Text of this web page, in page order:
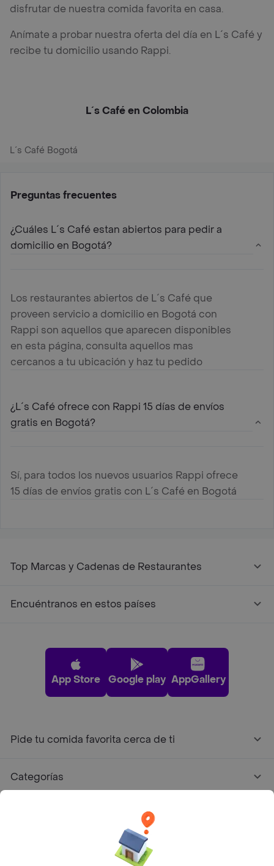
disfrutar de nuestra comida favorita en casa.
Anímate a probar nuestra oferta del día en L´s Café y
recibe tu domicilio usando Rappi.
L´s Café en Colombia
L´s Café Bogotá
Preguntas frecuentes
¿Cuáles L´s Café estan abiertos para pedir a
domicilio en Bogotá?
Los restaurantes abiertos de L´s Café que
proveen servicio a domicilio en Bogotá con
Rappi son aquellos que aparecen disponibles
en esta página, consulta aquellos mas
cercanos a tu ubicación y haz tu pedido
¿L´s Café ofrece con Rappi 15 días de envíos
gratis en Bogotá?
Sí, para todos los nuevos usuarios Rappi ofrece
15 días de envíos gratis con L´s Café en Bogotá
Top Marcas y Cadenas de Restaurantes
Encuéntranos en estos países
App Store Google play AppGallery
Pide tu comida favorita cerca de ti
Categorías